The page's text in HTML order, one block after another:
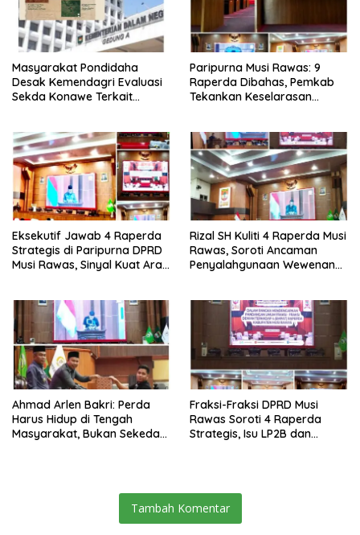
Masyarakat Pondidaha
Desak Kemendagri Evaluasi
Sekda Konawe Terkait
Paripurna Musi Rawas: 9
Raperda Dibahas, Pemkab
Tekankan Keselarasan
Eksekutif Jawab 4 Raperda
Strategis di Paripurna DPRD
Musi Rawas, Sinyal Kuat Arah
Rizal SH Kuliti 4 Raperda Musi
Rawas, Soroti Ancaman
Penyalahgunaan Wewenang
Ahmad Arlen Bakri: Perda
Harus Hidup di Tengah
Masyarakat, Bukan Sekedar
Fraksi-Fraksi DPRD Musi
Rawas Soroti 4 Raperda
Strategis, Isu LP2B dan
Tambah Komentar